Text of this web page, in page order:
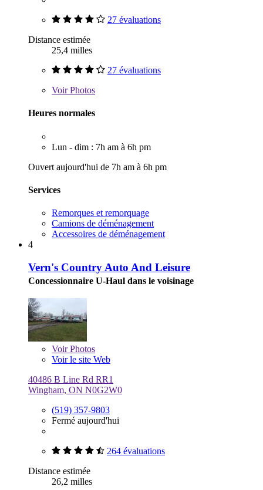
27 évaluations
Distance estimée
25,4 milles
27 évaluations
VoirPhotos
Heures normales
Lun - dim : 7h am à 6h pm
Ouvert aujourd'hui de 7h am à 6h pm
Services
Remorques et remorquage
Camions de déménagement
Accessoires de déménagement
4
Vern's Country Auto And Leisure
Concessionnaire U-Haul dans le voisinage
VoirPhotos
Voir le site Web
40486 B Line Rd RR1
Wingham, ON N0G2W0
(519) 357-9803
Fermé aujourd'hui
264 évaluations
Distance estimée
26,2 milles